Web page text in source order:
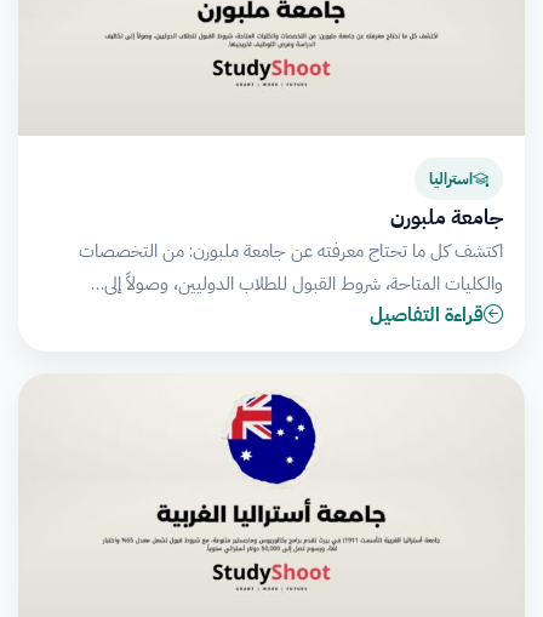
استراليا
جامعة ملبورن
اكتشف كل ما تحتاج معرفته عن جامعة ملبورن: من التخصصات
والكليات المتاحة، شروط القبول للطلاب الدوليين، وصولاً إلى…
قراءة التفاصيل